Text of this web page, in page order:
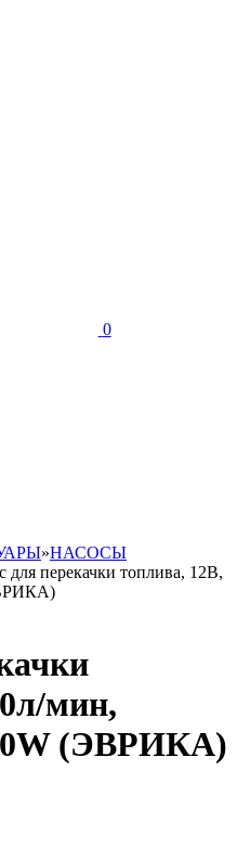
0
»НАСОСЫ
для перекачки топлива, 12В,
мин,
(ЭВРИКА)